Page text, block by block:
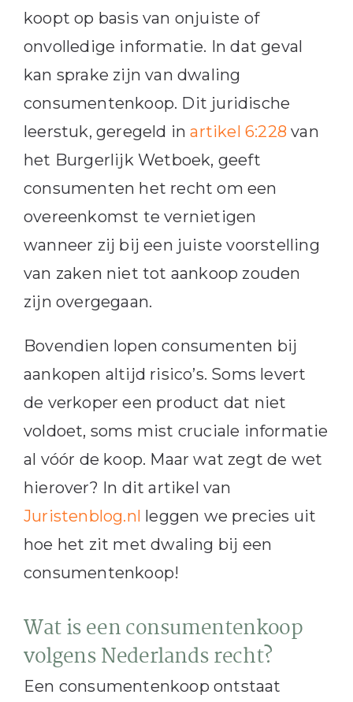
koopt op basis van onjuiste of
onvolledige informatie. In dat geval
kan sprake zijn van dwaling
consumentenkoop. Dit juridische
leerstuk, geregeld inartikel 6:228 van
het Burgerlijk Wetboek, geeft
consumenten het recht om een
overeenkomst te vernietigen
wanneer zij bij een juiste voorstelling
van zaken niet tot aankoop zouden
zijn overgegaan.
Bovendien lopen consumenten bij
aankopen altijd risico’s. Soms levert
de verkoper een product dat niet
voldoet, soms mist cruciale informatie
al vóór de koop. Maar wat zegt de wet
hierover? In dit artikel van
Juristenblog.nl leggen we precies uit
hoe het zit met dwaling bij een
consumentenkoop!
Wat is een consumentenkoop
volgens Nederlands recht?
Een consumentenkoop ontstaat